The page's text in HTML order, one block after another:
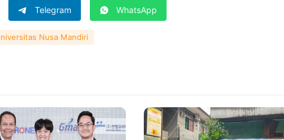
Telegram WhatsApp
Nusa Mandiri